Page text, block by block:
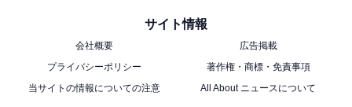
Pioneer「DMH-SF600」サイト情報
会社概要
広告掲載
プライバシーポリシー
著作権・商標・免責事項
当サイトの情報についての注意
All About ニュースについて